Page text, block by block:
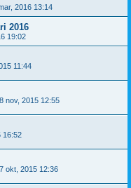
2016 13:14
2016
19:02
11:44
nov, 2015 12:55
16:52
okt, 2015 12:36